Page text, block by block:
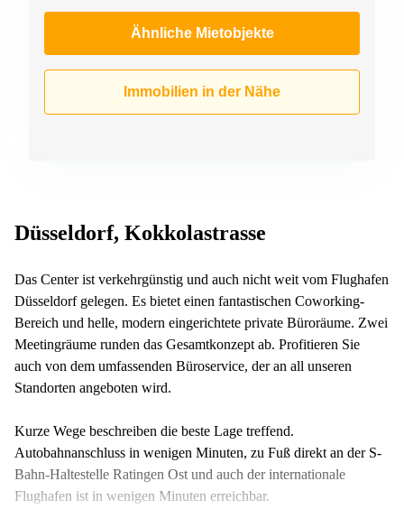
Ähnliche Mietobjekte
Immobilien in der Nähe
Düsseldorf, Kokkolastrasse
Das Center ist verkehrgünstig und auch nicht weit vom Flughafen
Düsseldorf gelegen. Es bietet einen fantastischen Coworking-
Bereich und helle, modern eingerichtete private Büroräume. Zwei
Meetingräume runden das Gesamtkonzept ab. Profitieren Sie
auch von dem umfassenden Büroservice, der an all unseren
Standorten angeboten wird.
Kurze Wege beschreiben die beste Lage treffend.
Autobahnanschluss in wenigen Minuten, zu Fuß direkt an der S-
Bahn-Haltestelle Ratingen Ost und auch der internationale
Flughafen ist in wenigen Minuten erreichbar.